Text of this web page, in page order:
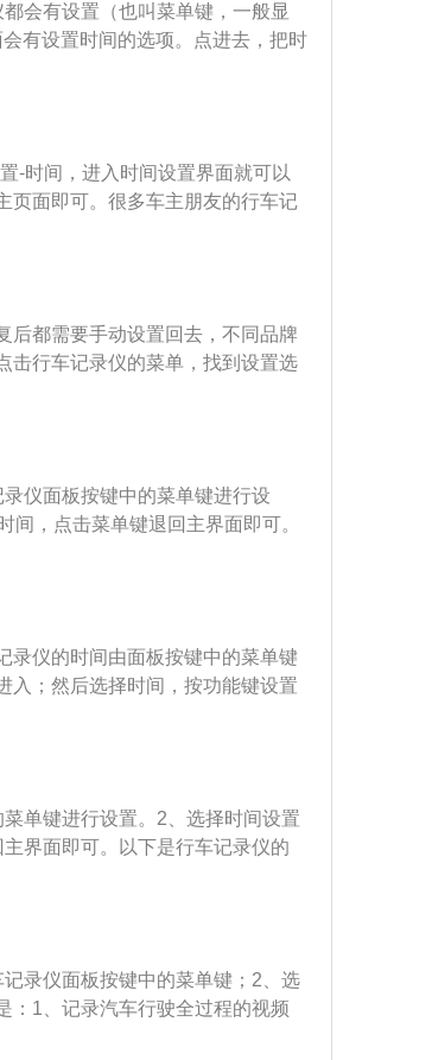
会有设置（也叫菜单键，一般显
有设置时间的选项。点进去，把时
记录仪有GPS，会自动校正时
使用说明书上都会有详细介绍，
作。行车记录仪的时间老是自动
为内部电池时间过长，电池失效
的电池，自己去网上买一个，找修
-时间，进入时间设置界面就可以
页面即可。很多车主朋友的行车记
几个原因引起的：1、电池没
不过为了能长时间的使用，最好
器、USB接口等。2、循环录像
紊乱记录仪的内部系统，使时间不
个合适的值就好了，一般5到10分
对，时间肯定就不会同步了。这
后都需要手动设置回去，不同品牌
击行车记录仪的菜单，找到设置选
确时间即可。行车记录仪即记录
提供证据，平时还可以做停车监
果裁剪，在责任事故发生后则无
仪面板按键中的菜单键进行设
，点击菜单键退回主界面即可。
视频图像和声音，可为交通事故
镜行车记录仪与数据行车记录
拆卸更换、使用简单等特点。后装
又分为前装和后装两种，安装这种
车内环境的美观。
录仪的时间由面板按键中的菜单键
入；然后选择时间，按功能键设置
记录仪的资料如下：1、行车记
为判定交通事故责任提供证据。
装车机一体式DVD行车记录仪两
车记录仪与数据行车记录仪，这类
成本低、使用简单等特点；而后
，又分为前装和后装两种，安装这
单键进行设置。2、选择时间设置
界面即可。以下是行车记录仪的
全过程的视频图像和声音，为交
在责任事故发生后则无法提供帮
录仪面板按键中的菜单键；2、选
：1、记录汽车行驶全过程的视频
自驾车主沿途风景。安装行车记